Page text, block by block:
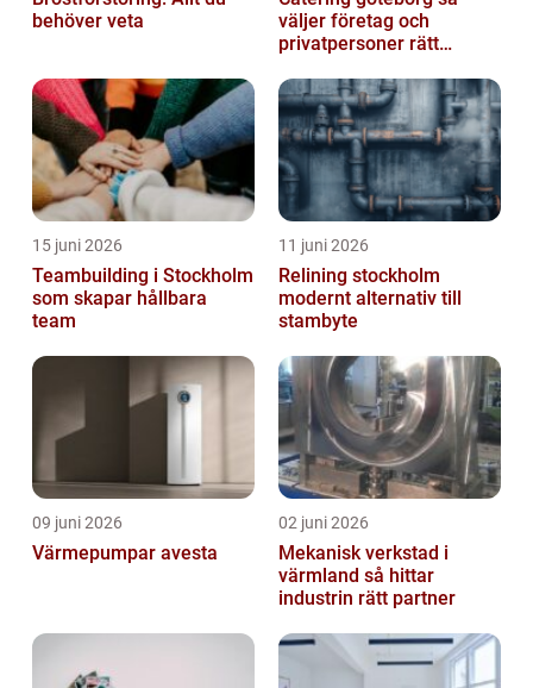
behöver veta
väljer företag och
privatpersoner rätt
15 juni 2026
Teambuilding i Stockholm
som skapar hållbara
team
11 juni 2026
Relining stockholm
modernt alternativ till
stambyte
09 juni 2026
Värmepumpar avesta
02 juni 2026
Mekanisk verkstad i
värmland så hittar
industrin rätt partner